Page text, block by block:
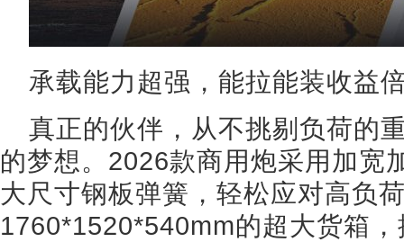
承载能力超强，能拉能装收益
真正的伙伴，从不挑剔负荷的
的梦想。2026款商用炮采用加宽
大尺寸钢板弹簧，轻松应对高负
1760*1520*540mm的超大货箱